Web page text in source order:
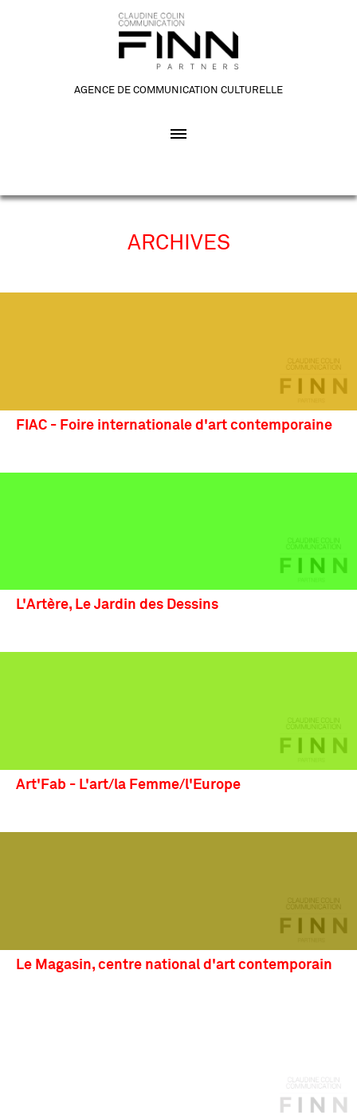
AGENCE DE COMMUNICATION CULTURELLE
ARCHIVES
FIAC - Foire internationale d'art contemporaine
L'Artère, Le Jardin des Dessins
Art'Fab - L'art/la Femme/l'Europe
Le Magasin, centre national d'art contemporain